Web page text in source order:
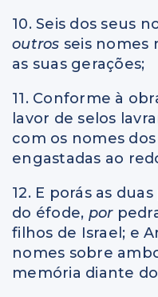
10. Seis dos seus
outros seis nomes
as suas gerações;
11. Conforme à
lavor de selos
com os nomes
engastadas ao
12. E porás as
do éfode, por
filhos de Israel; e
nomes sobre
memória diante